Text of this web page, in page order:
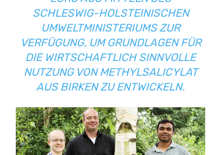
CHLESWIG-HOLSTEINISCHEN U
MWELTMINISTERIUMS ZUR V
ERFÜGUNG, UM GRUNDLAGEN FÜR D
IE WIRTSCHAFTLICH SINNVOLLE N
UTZUNG VON METHYLSALICYLAT A
US BIRKEN ZU ENTWICKELN.